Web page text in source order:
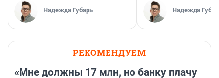
Надежда Губарь Надежда
РЕКОМЕНДУЕМ
«Мне должны 17 млн, но банку плачу